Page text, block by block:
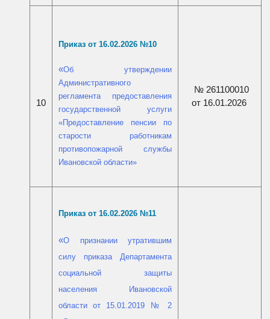
10
Приказ от 16.02.2026 №10
«Об утверждении
Административного
регламента предоставления
государственной услуги
«Предоставление пенсии по
старости работникам
противопожарной службы
Ивановской области»
№ 261100010
от 16.01.2026
Приказ от 16.02.2026 №11
«О признании утратившим
силу приказа Департамента
социальной защиты
населения Ивановской
области от 15.01.2019 № 2